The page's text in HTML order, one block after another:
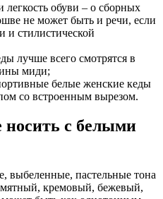
легкость обуви – о сборных
не может быть и речи, если
и стилистической
лучше всего смотрятся в
миди;
белые женские кеды
со встроенным вырезом.
с белыми
выбеленные, пастельные тона
кремовый, бежевый,